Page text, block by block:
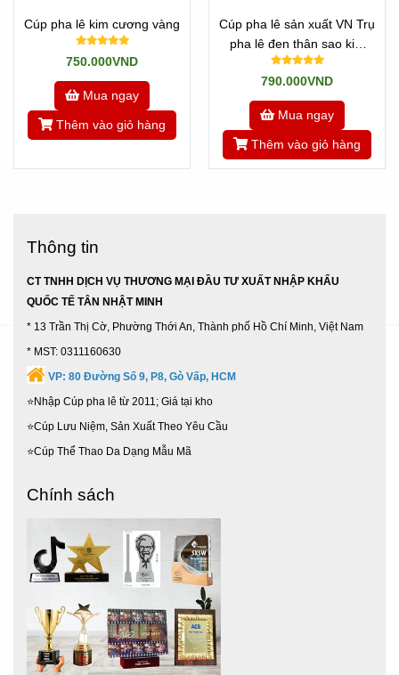
Cúp pha lê kim cương vàng
750.000VND
Mua ngay
Thêm vào giỏ hàng
Cúp pha lê sản xuất VN Trụ
pha lê đen thân sao kim
loại
790.000VND
Mua ngay
Thêm vào giỏ hàng
Thông tin
CT TNHH DỊCH VỤ THƯƠNG MẠI ĐẦU TƯ XUẤT NHẬP KHẨU
QUỐC TẾ TÂN NHẬT MINH
* 13 Trần Thị Cờ, Phường Thới An, Thành phố Hồ Chí Minh, Việt Nam
* MST: 0311160630
VP: 80 Đường Số 9, P8, Gò Vấp, HCM
⭐Nhập Cúp pha lê từ 2011; Giá tại kho
⭐Cúp Lưu Niệm, Sản Xuất Theo Yêu Cầu
⭐Cúp Thể Thao Da Dạng Mẫu Mã
Chính sách